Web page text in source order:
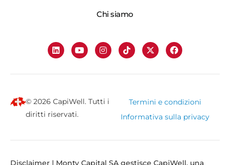
Chi siamo
© 2026 CapiWell. Tutti i
diritti riservati.
Termini e condizioni
Informativa sulla privacy
Disclaimer | Monty Capital SA gestisce CapiWell, una